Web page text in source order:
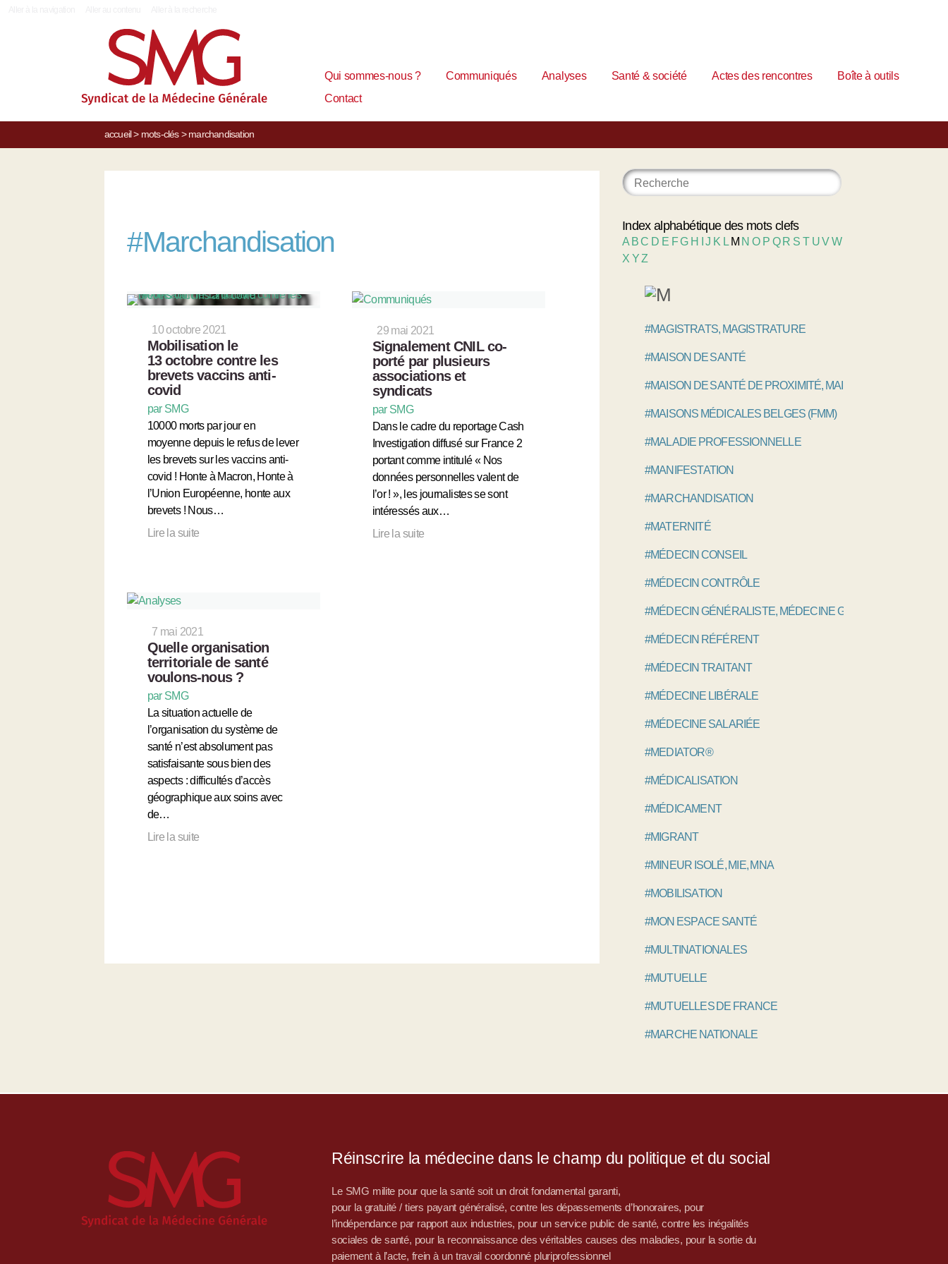
Qui sommes-nous ? Communiqués Analyses Santé & société Actes des rencontres
Boîte à outils
Contact
accueil> mots-clés> marchandisation
#Marchandisation
10 octobre 2021
Mobilisation le
13 octobre contre les
brevets vaccins anti-
covid
par SMG
10000 morts par jour en
moyenne depuis le refus de lever
les brevets sur les vaccins anti-
covid ! Honte à Macron, Honte à
l’Union Européenne, honte aux
brevets ! Nous…
Lire la suite
29 mai 2021
Signalement CNIL co-
porté par plusieurs
associations et
syndicats
par SMG
Dans le cadre du reportage Cash
Investigation diffusé sur France 2
portant comme intitulé « Nos
données personnelles valent de
l’or ! », les journalistes se sont
intéressés aux…
Lire la suite
7 mai 2021
Quelle organisation
territoriale de santé
voulons-nous ?
par SMG
La situation actuelle de
l’organisation du système de
santé n’est absolument pas
satisfaisante sous bien des
aspects : difficultés d’accès
géographique aux soins avec
de…
Lire la suite
Index alphabétique des mots clefs
A BC D E FG H IJ K L M NO P Q R S T UVW
X YZ
#MAGISTRATS, MAGISTRATURE
#MAISON DE SANTÉ
#MAISON DE SANTÉ DE PROXIMITÉ, MAISON DE SANTÉ
#MAISONS MÉDICALES BELGES (FMM)
#MALADIE PROFESSIONNELLE
#MANIFESTATION
#MARCHANDISATION
#MATERNITÉ
#MÉDECIN CONSEIL
#MÉDECIN CONTRÔLE
#MÉDECIN GÉNÉRALISTE, MÉDECINE GÉNÉRALE
#MÉDECIN RÉFÉRENT
#MÉDECIN TRAITANT
#MÉDECINE LIBÉRALE
#MÉDECINE SALARIÉE
#MEDIATOR®
#MÉDICALISATION
#MÉDICAMENT
#MIGRANT
#MINEUR ISOLÉ, MIE, MNA
#MOBILISATION
#MON ESPACE SANTÉ
#MULTINATIONALES
#MUTUELLE
#MUTUELLES DE FRANCE
#MARCHE NATIONALE
Réinscrire la médecine dans le champ du politique et du social
Le SMG milite pour que la santé soit un droit fondamental garanti,
pour la gratuité / tiers payant généralisé, contre les dépassements d’honoraires, pour
l’indépendance par rapport aux industries, pour un service public de santé, contre les inégalités
sociales de santé, pour la reconnaissance des véritables causes des maladies, pour la sortie du
paiement à l’acte, frein à un travail coordonné pluriprofessionnel